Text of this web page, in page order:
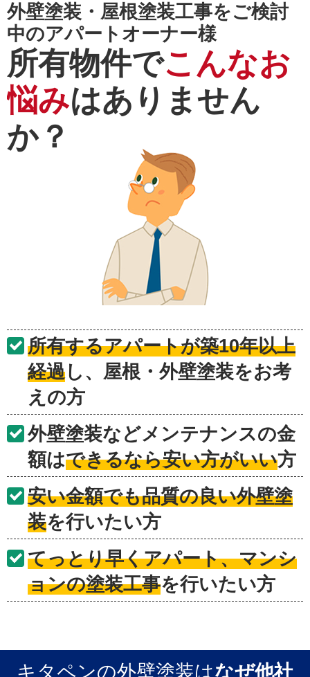
外壁塗装・屋根塗装工事をご検討
中のアパートオーナー様
所有物件でこんなお
悩みはありません
か？
所有するアパートが築10年以上
経過 し、屋根・外壁塗装をお考
えの方
外壁塗装などメンテナンスの金
額はできるなら安い方がいい方
安い金額でも品質の良い外壁塗
装を行いたい方
てっとり早くアパート、マンシ
ョンの塗装工事を行いたい方
キタペンの外壁塗装はなぜ他社